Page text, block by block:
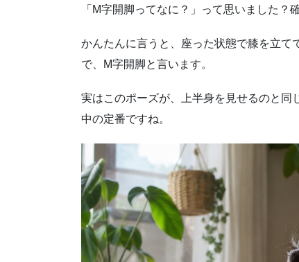
「M字開脚ってなに？」って思いました？
かんたんに言うと、座った状態で膝を立て
で、M字開脚と言います。
実はこのポーズが、上半身を見せるのと同
中の定番ですね。